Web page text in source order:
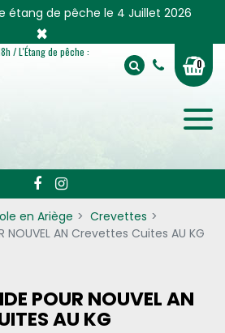
étang de pêche le 4 Juillet 2026
×
/ L'Étang de pêche :
0
en Ariège
Crevettes
NOUVEL AN Crevettes Cuites AU KG
POUR NOUVEL AN
AU KG